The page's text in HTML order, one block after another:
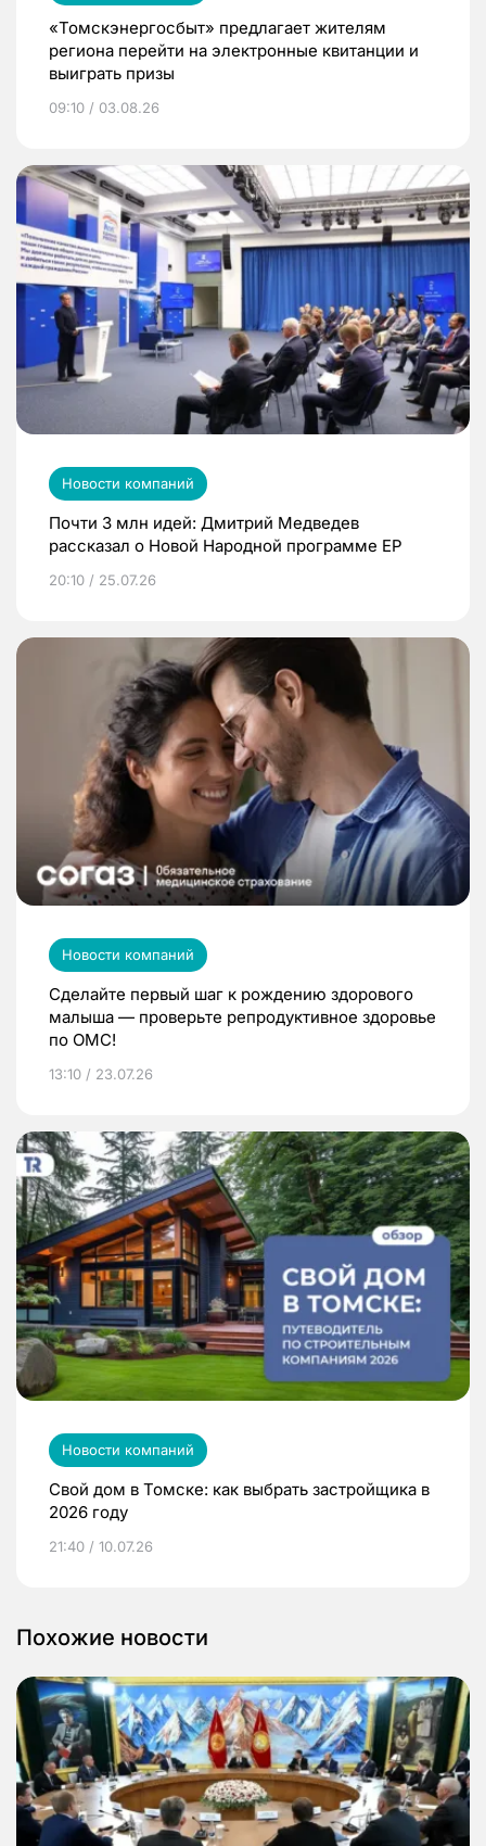
«Томскэнергосбыт» предлагает жителям
региона перейти на электронные квитанции и
выиграть призы
09:10 / 03.08.26
Новости компаний
Почти 3 млн идей: Дмитрий Медведев
рассказал о Новой Народной программе ЕР
20:10 / 25.07.26
Новости компаний
Сделайте первый шаг к рождению здорового
малыша — проверьте репродуктивное здоровье
по ОМС!
13:10 / 23.07.26
Новости компаний
Свой дом в Томске: как выбрать застройщика в
2026 году
21:40 / 10.07.26
Похожие новости